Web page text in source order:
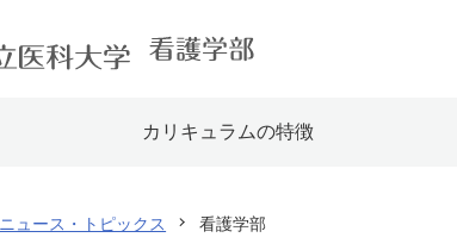
カリキュラムの特徴
ニュース・トピックス 看護学部